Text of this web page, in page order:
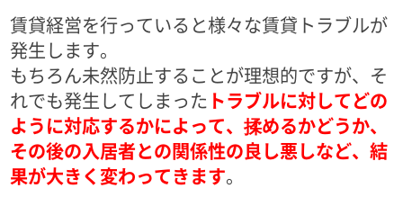
賃貸経営を行っていると様々な賃貸トラブルが
発生します。
もちろん未然防止することが理想的ですが、そ
れでも発生してしまった トラブルに対してどの
ように対応するかによって、揉めるかどうか、
その後の入居者との関係性の良し悪しなど、結
果が大きく変わってきます。